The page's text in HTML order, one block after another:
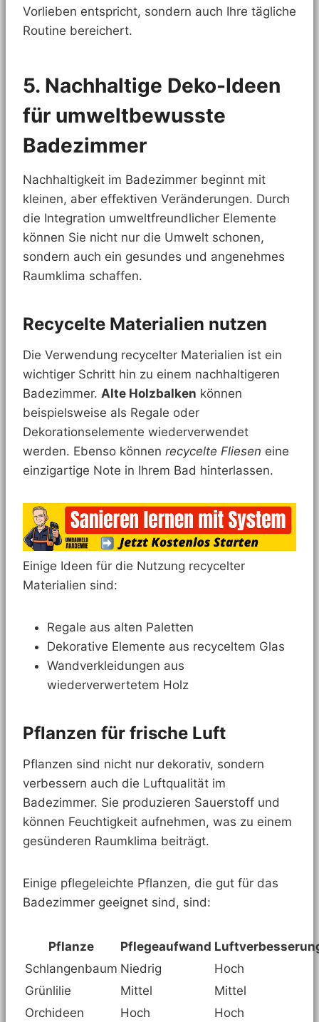
Vorlieben entspricht, sondern auch Ihre tägliche
Routine bereichert.
5. Nachhaltige Deko-Ideen
für umweltbewusste
Badezimmer
Nachhaltigkeit im Badezimmer beginnt mit
kleinen, aber effektiven Veränderungen. Durch
die Integration umweltfreundlicher Elemente
können Sie nicht nur die Umwelt schonen,
sondern auch ein gesundes und angenehmes
Raumklima schaffen.
Recycelte Materialien nutzen
Die Verwendung recycelter Materialien ist ein
wichtiger Schritt hin zu einem nachhaltigeren
Badezimmer. Alte Holzbalken können
beispielsweise als Regale oder
Dekorationselemente wiederverwendet
werden. Ebenso können recycelte Fliesen eine
einzigartige Note in Ihrem Bad hinterlassen.
Einige Ideen für die Nutzung recycelter
Materialien sind:
Regale aus alten Paletten
Dekorative Elemente aus recyceltem Glas
Wandverkleidungen aus
wiederverwertetem Holz
Pflanzen für frische Luft
Pflanzen sind nicht nur dekorativ, sondern
verbessern auch die Luftqualität im
Badezimmer. Sie produzieren Sauerstoff und
können Feuchtigkeit aufnehmen, was zu einem
gesünderen Raumklima beiträgt.
Einige pflegeleichte Pflanzen, die gut für das
Badezimmer geeignet sind, sind:
Pflanze Pflegeaufwand
Schlangenbaum Niedrig
Hoch
Grünlilie
Mittel
Mittel
Orchideen
Hoch Hoch